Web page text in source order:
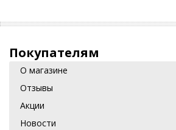
Покупателям
О магазине
Отзывы
Акции
Новости